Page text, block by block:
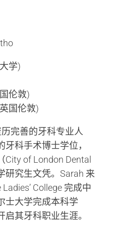
学)
伦敦)
国伦敦)
完善的牙科专业人
科手术博士学位，
of London Dental
研究生文凭。Sarah 来
College 完成中
士大学完成本科学
其牙科职业生涯。